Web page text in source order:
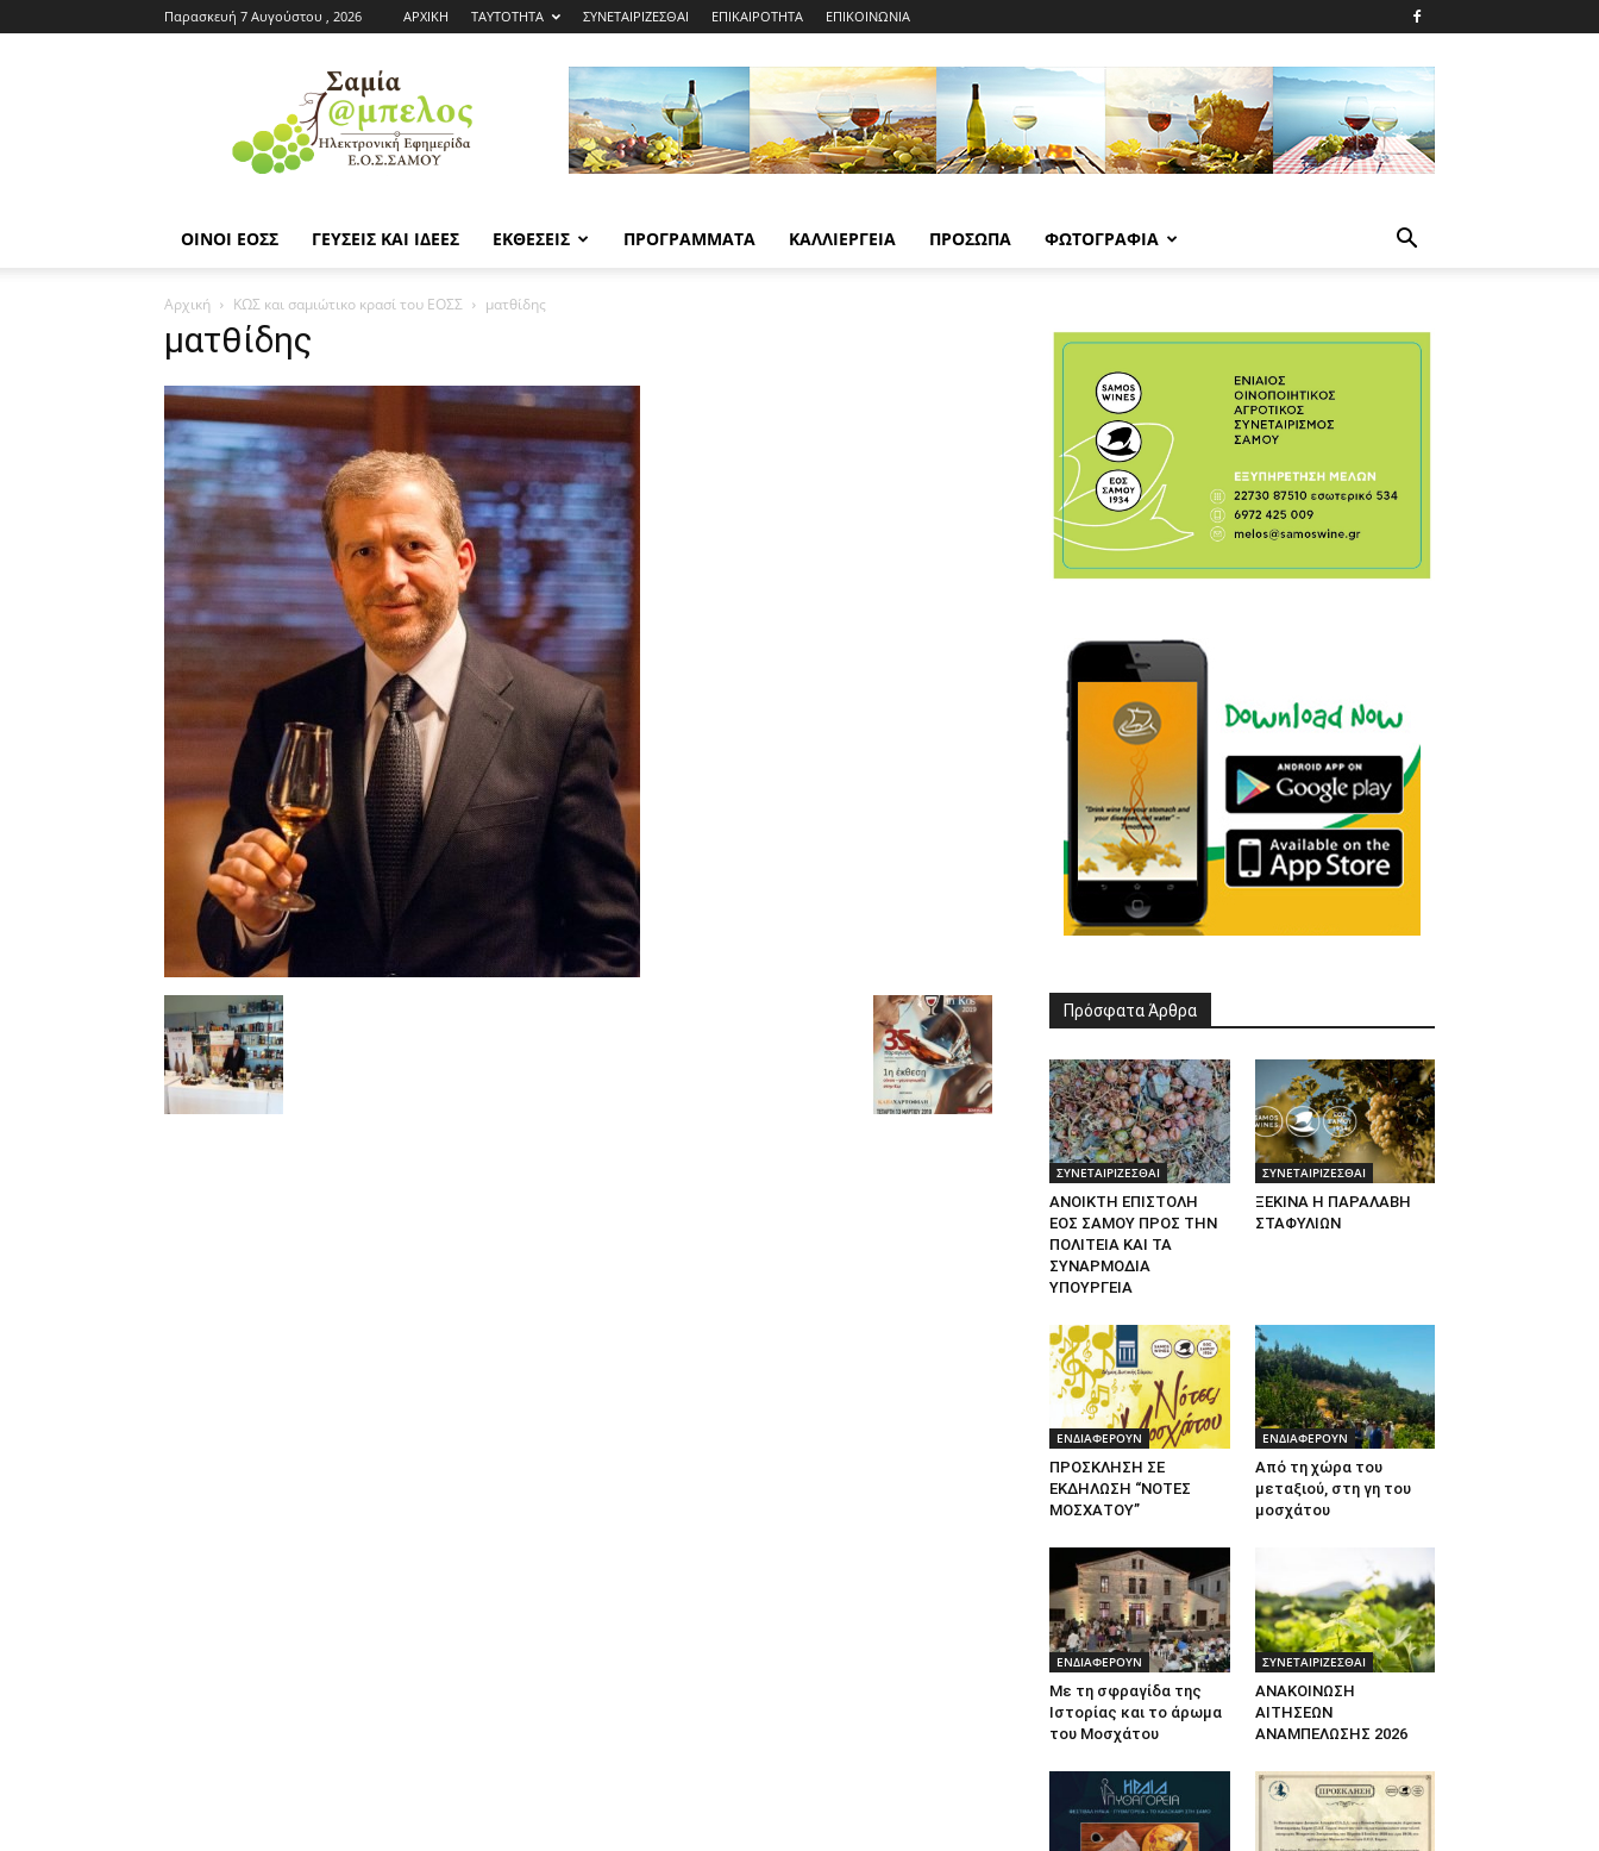
Παρασκευή 7 Αυγούστου , 2026 ΑΡΧΙΚΗ ΤΑΥΤΟΤΗΤΑ ΣΥΝΕΤΑΙΡΙΖΕΣΘΑΙ ΕΠΙΚΑΙΡΟΤΗΤΑ ΕΠΙΚΟΙΝΩΝΙΑ
Εφημερίδα
ΕΟΣΣ
|
Σαμία
ΟΙΝΟΙ ΕΟΣΣ ΓΕΥΣΕΙΣ ΚΑΙ ΙΔΕΕΣ ΕΚΘΕΣΕΙΣ ΠΡΟΓΡΑΜΜΑΤΑ ΚΑΛΛΙΕΡΓΕΙΑ ΠΡΟΣΩΠΑ ΦΩΤΟΓΡΑΦΙΑ
Αρχική ΚΩΣ και σαμιώτικο κρασί του ΕΟΣΣ ματθίδης
ματθίδης
Πρόσφατα Άρθρα
ΣΥΝΕΤΑΙΡΙΖΕΣΘΑΙ
ΑΝΟΙΚΤΗ ΕΠΙΣΤΟΛΗ
ΕΟΣ ΣΑΜΟΥ ΠΡΟΣ ΤΗΝ
ΠΟΛΙΤΕΙΑ ΚΑΙ ΤΑ
ΣΥΝΑΡΜΟΔΙΑ
ΥΠΟΥΡΓΕΙΑ
ΣΥΝΕΤΑΙΡΙΖΕΣΘΑΙ
ΞΕΚΙΝΑ Η ΠΑΡΑΛΑΒΗ
ΣΤΑΦΥΛΙΩΝ
ΕΝΔΙΑΦΕΡΟΥΝ
ΠΡΟΣΚΛΗΣΗ ΣΕ
ΕΚΔΗΛΩΣΗ “ΝΟΤΕΣ
ΜΟΣΧΑΤΟΥ”
ΕΝΔΙΑΦΕΡΟΥΝ
Από τη χώρα του
μεταξιού, στη γη του
μοσχάτου
ΕΝΔΙΑΦΕΡΟΥΝ
Με τη σφραγίδα της
Ιστορίας και το άρωμα
του Μοσχάτου
ΣΥΝΕΤΑΙΡΙΖΕΣΘΑΙ
ΑΝΑΚΟΙΝΩΣΗ
ΑΙΤΗΣΕΩΝ
ΑΝΑΜΠΕΛΩΣΗΣ 2026